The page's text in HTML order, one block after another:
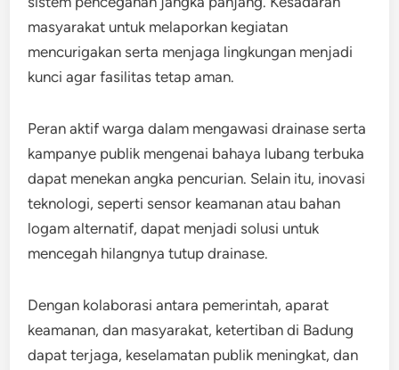
masyarakat untuk melaporkan kegiatan
mencurigakan serta menjaga lingkungan menjadi
kunci agar fasilitas tetap aman.
Peran aktif warga dalam mengawasi drainase serta
kampanye publik mengenai bahaya lubang terbuka
dapat menekan angka pencurian. Selain itu, inovasi
teknologi, seperti sensor keamanan atau bahan
logam alternatif, dapat menjadi solusi untuk
mencegah hilangnya tutup drainase.
Dengan kolaborasi antara pemerintah, aparat
keamanan, dan masyarakat, ketertiban di Badung
dapat terjaga, keselamatan publik meningkat, dan